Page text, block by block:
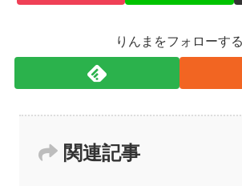
りんまをフォローする
関連記事